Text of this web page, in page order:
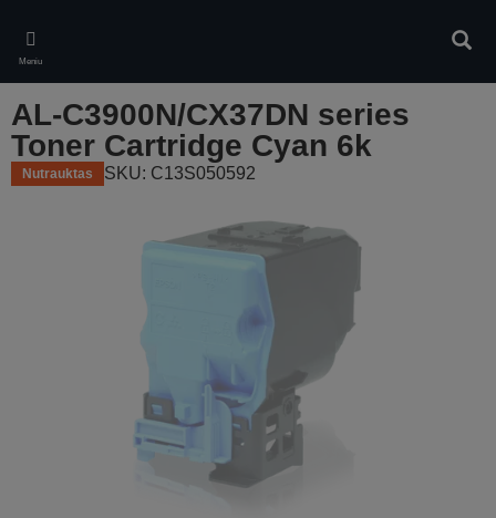
main
content
Meniu
AL-C3900N/CX37DN series
Toner Cartridge Cyan 6k
Nutrauktas SKU: C13S050592